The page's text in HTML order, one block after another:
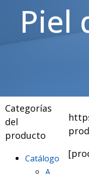
Piel
Categorías
del
producto
Catálogo